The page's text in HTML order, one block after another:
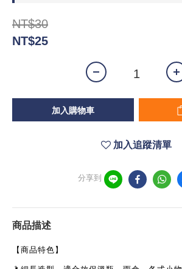
NT$30
NT$25
加入購物車
加入追蹤清單
分享到
商品描述
【商品特色】